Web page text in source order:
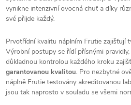
vynikne intenzivní ovocná chuť a díky
své přijde každý.
Prvotřídní kvalitu náplním Frutie zajišťují
Výrobní postupy se řídí přísnými
důkladnou kontrolou každého kroku
garantovanou kvalitou. Pro nezbytné
náplně Frutie testovány akreditovanou
jsou tak naprosto v souladu se všemi